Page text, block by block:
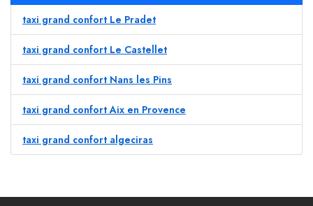
taxi grand confort Le Pradet
taxi grand confort Le Castellet
taxi grand confort Nans les Pins
taxi grand confort Aix en Provence
taxi grand confort algeciras